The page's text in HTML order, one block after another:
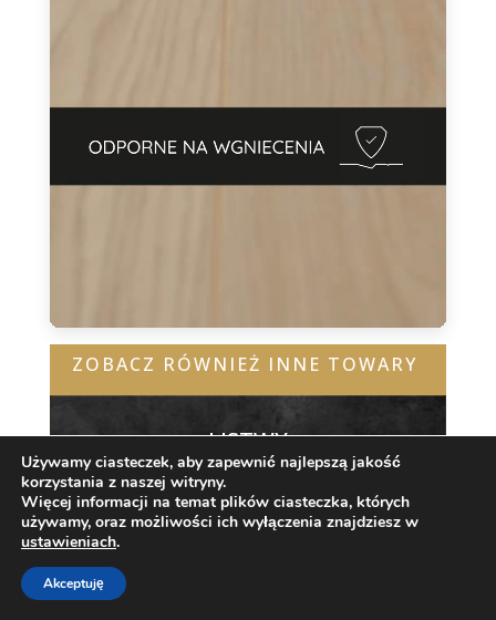
ZOBACZ RÓWNIEŻ INNE TOWARY
LISTWY
Używamy ciasteczek, aby zapewnić najlepszą jakość
korzystania z naszej witryny.
Więcej informacji na temat plików ciasteczka, których
używamy, oraz możliwości ich wyłączenia znajdziesz w
ustawieniach.
Akceptuję